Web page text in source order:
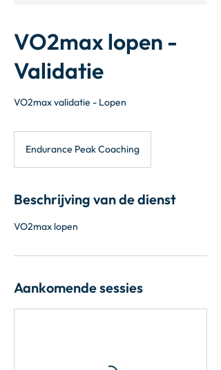
VO2max lopen -
Validatie
VO2max validatie - Lopen
Endurance Peak Coaching
Beschrijving van de dienst
VO2max lopen
Aankomende sessies